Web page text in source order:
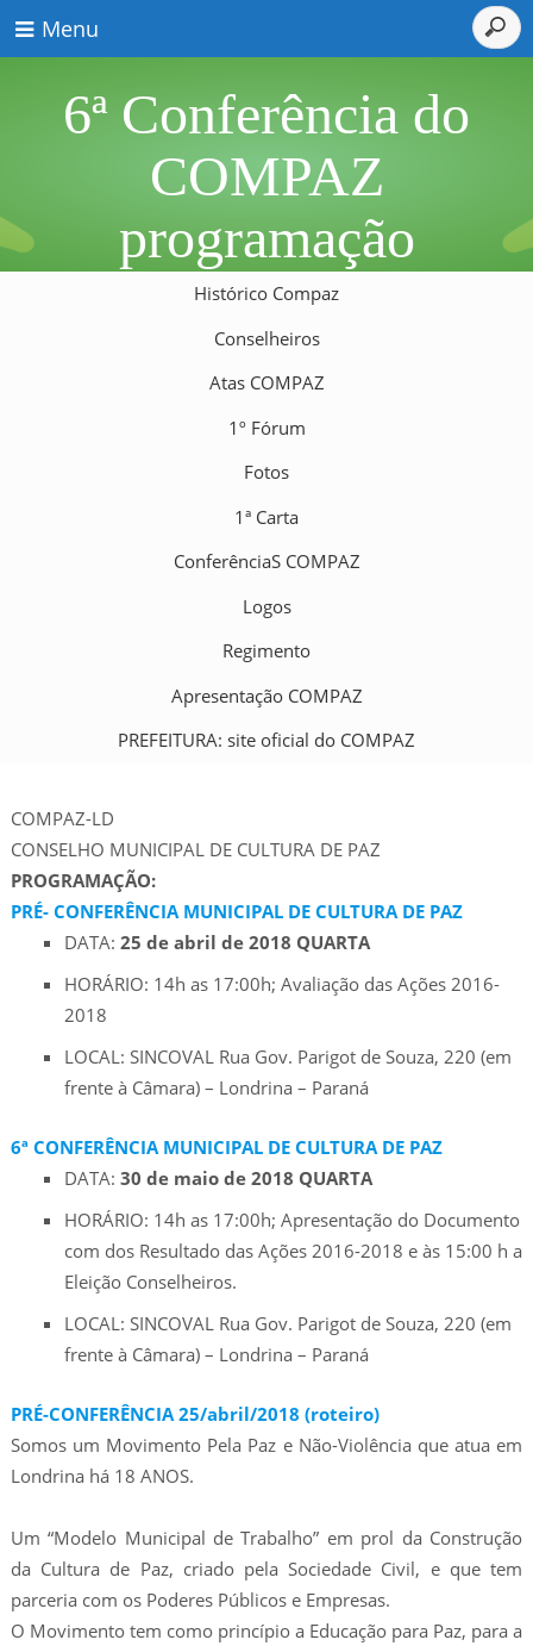
Menu
6ª Conferência do
COMPAZ
programação
Histórico Compaz
Conselheiros
Atas COMPAZ
1º Fórum
Fotos
1ª Carta
ConferênciaS COMPAZ
Logos
Regimento
Apresentação COMPAZ
PREFEITURA: site oficial do COMPAZ
COMPAZ-LD
CONSELHO MUNICIPAL DE CULTURA DE PAZ
PROGRAMAÇÃO:
PRÉ- CONFERÊNCIA MUNICIPAL DE CULTURA DE PAZ
DATA: 25 de abril de 2018 QUARTA
HORÁRIO: 14h as 17:00h; Avaliação das Ações 2016-
2018
LOCAL: SINCOVAL Rua Gov. Parigot de Souza, 220 (em
frente à Câmara) – Londrina – Paraná
6ª CONFERÊNCIA MUNICIPAL DE CULTURA DE PAZ
DATA: 30 de maio de 2018 QUARTA
HORÁRIO: 14h as 17:00h; Apresentação do Documento
com dos Resultado das Ações 2016-2018 e às 15:00 h a
Eleição Conselheiros.
LOCAL: SINCOVAL Rua Gov. Parigot de Souza, 220 (em
frente à Câmara) – Londrina – Paraná
PRÉ-CONFERÊNCIA 25/abril/2018 (roteiro)
Somos um Movimento Pela Paz e Não-Violência que atua em
Londrina há 18 ANOS.
Um “Modelo Municipal de Trabalho” em prol da Construção
da Cultura de Paz, criado pela Sociedade Civil, e que tem
parceria com os Poderes Públicos e Empresas.
O Movimento tem como princípio a Educação para Paz, para a